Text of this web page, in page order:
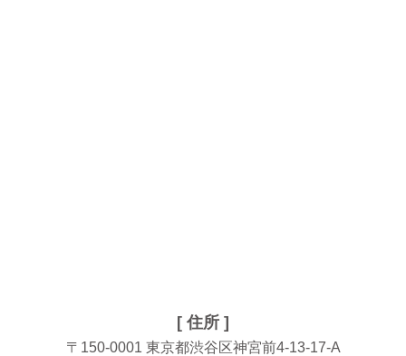
[ 住所 ]
〒150-0001 東京都渋谷区神宮前4-13-17-A